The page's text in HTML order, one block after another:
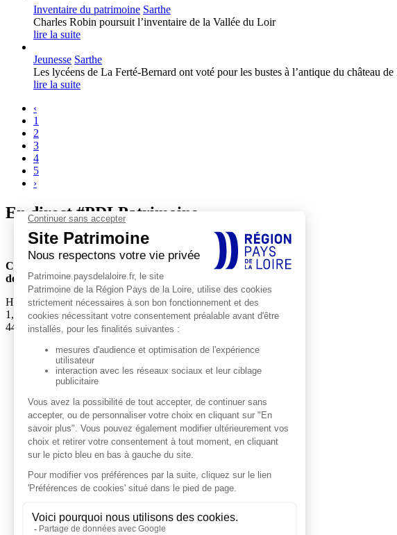
Inventaire du patrimoine Sarthe
Charles Robin poursuit l’inventaire de la Vallée du Loir
lire la suite
Jeunesse Sarthe
Les lycéens de La Ferté-Bernard ont voté pour les bustes à l’antique du château
lire la suite
‹
1
2
3
4
5
›
En direct #PDLPatrimoine
Conseil régional
des Pays de la Loire
Hôtel de Région
1, rue de la Loire
44966 Nantes Cedex 9
Actualités
Agenda
EXPLORER
Explorations thématiques
Petites cités de caractère
Décorer et célébrer
Défendre et protéger
Habiter la campagne
Occuper rives et rivages
Médiathèque
Le patrimoine en Pays de la Loire
Service Patrimoine